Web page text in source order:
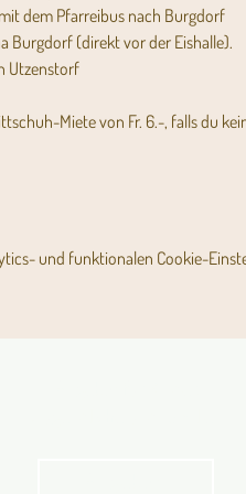
mit dem Pfarreibus nach Burgdorf
Arena Burgdorf (direkt vor der Eishalle).
nach Utzenstorf
Miete von Fr. 6.-, falls du
und funktionalen Cookie-